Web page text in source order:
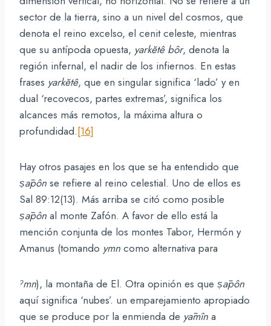
sector de la tierra, sino a un nivel del cosmos, que
denota el reino excelso, el cenit celeste, mientras
que su antípoda opuesta, yarkĕtê bôr, denota la
región infernal, el nadir de los infiernos. En estas
frases yarkĕtê, que en singular significa ‘lado’ y en
dual ‘recovecos, partes extremas’, significa los
alcances más remotos, la máxima altura o
profundidad.[16]
Hay otros pasajes en los que se ha entendido que
ṣāpôn se refiere al reino celestial. Uno de ellos es
Sal 89:12(13). Más arriba se citó como posible
ṣāpôn al monte Zafón. A favor de ello está la
mención conjunta de los montes Tabor, Hermón y
Amanus (tomando ymn como alternativa para
ˀmn), la montaña de El. Otra opinión es que ṣāpôn
aquí significa ‘nubes’. un emparejamiento apropiado
que se produce por la enmienda de yāmîn a